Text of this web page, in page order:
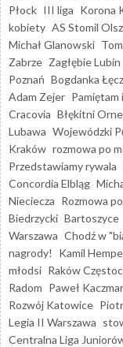
Płock III liga Korona
kobiety AS Stomil
Michał Glanowski
Zabrze Zagłębie Lubin
Poznań Bogdanka
Adam Zejer Pamiętam
Cracovia Błękitni
Lubawa Wojewódzki
Kraków rozmowa po
Przedstawiamy rywala
Concordia Elbląg
Nieciecza Rozmowa
Biedrzycki Bartoszyce
Warszawa Chodź w
nagrody!
Kamil
młodsi Raków
Radom Paweł
Rozwój Katowice
Legia II Warszawa
Centralna Liga